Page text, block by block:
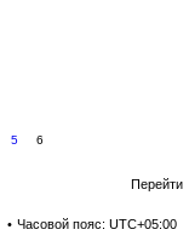
5 6
Перейти
Часовой пояс: UTC+05:00